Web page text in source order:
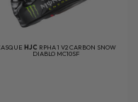
HJC RPHA 1 V2 CARBON SNOW
DIABLO MC10SF